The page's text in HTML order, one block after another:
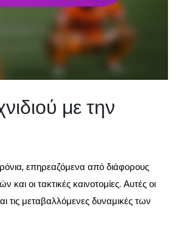
με την
επηρεαζόμενα από διάφορους
οι τακτικές καινοτομίες. Αυτές οι
τις μεταβαλλόμενες δυναμικές των